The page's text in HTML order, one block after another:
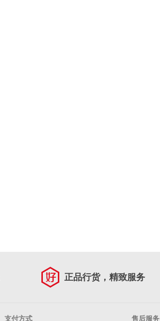
正品行货，精致服务
支付方式 售后服务